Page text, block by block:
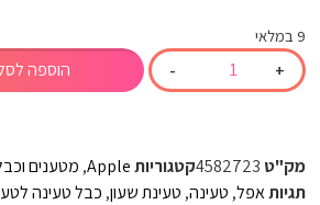
9 במלאי
+
- הוספה
מק"ט 4582723קטגוריותApple
, מטענים
תגיותאפל, טעינה, טעינת שעון, כבל טעינה